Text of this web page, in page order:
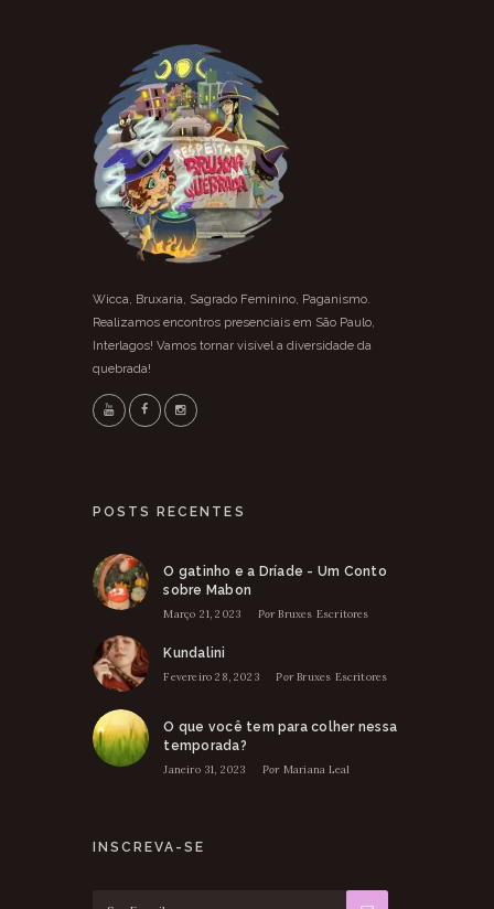
Wicca, Bruxaria, Sagrado Feminino, Paganismo.
Realizamos encontros presenciais em São Paulo,
Interlagos! Vamos tornar visível a diversidade da
quebrada!
POSTS RECENTES
O gatinho e a Dríade - Um Conto
sobre Mabon
Março 21, 2023 PorBruxes Escritores
Kundalini
Fevereiro 28, 2023 PorBruxes Escritores
O que você tem para colher nessa
temporada?
Janeiro 31, 2023 Por Mariana Leal
INSCREVA-SE